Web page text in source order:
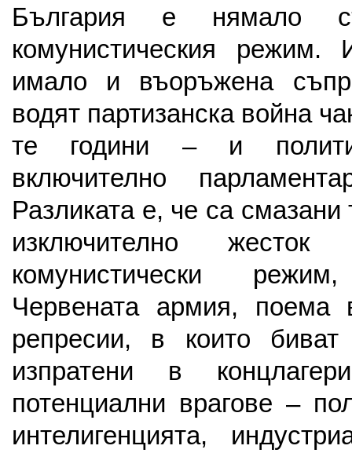
България е нямало
комунистическия
имало и въоръжена
водят партизанска война
те години – и
включително
Разликата е, че са
изключително
комунистически
Червената армия, поема
репресии, в които
изпратени в
потенциални врагове –
интелигенцията,